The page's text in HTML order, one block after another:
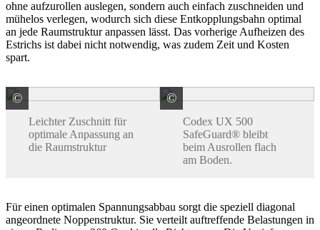
ohne aufzurollen auslegen, sondern auch einfach zuschneiden und
mühelos verlegen, wodurch sich diese Entkopplungsbahn optimal
an jede Raumstruktur anpassen lässt. Das vorherige Aufheizen des
Estrichs ist dabei nicht notwendig, was zudem Zeit und Kosten
spart.
©
codex GmbH & Co. KG Ein Unternehmen der Uzin Utz
Leichter Zuschnitt für
optimale Anpassung an
die Raumstruktur
©
codex GmbH & Co. KG
Codex UX 500
SafeGuard® bleibt
beim Ausrollen flach
am Boden.
Für einen optimalen Spannungsabbau sorgt die speziell diagonal
angeordnete Noppenstruktur. Sie verteilt auftreffende Belastungen in